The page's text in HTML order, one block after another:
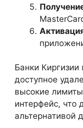
Банки
доступное
высокие
интерфейс, что
альтернативой